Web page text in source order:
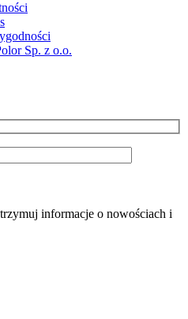
Sp. z o.o.
informacje o nowościach i